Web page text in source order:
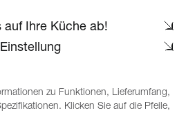
Ihre Küche ab!
zu Funktionen, Lieferumfang,
Klicken Sie auf die Pfeile,